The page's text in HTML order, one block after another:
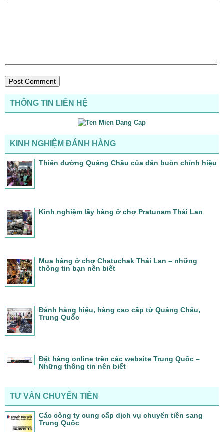
THÔNG TIN LIÊN HỆ
KINH NGHIỆM ĐÁNH HÀNG
Thiên đường Quảng Châu của dân buôn chính hiệu
Kinh nghiệm lấy hàng ở chợ Pratunam Thái Lan
Mua hàng ở chợ Chatuchak Thái Lan – những
thông tin bạn nên biết
Đánh hàng hiệu, hàng cao cấp từ Quảng Châu,
Trung Quốc
Đặt hàng online trên các website Trung Quốc –
Những thông tin nên biết
TƯ VẤN CHUYỂN TIỀN
Các công ty cung cấp dịch vụ chuyển tiền sang
Trung Quốc